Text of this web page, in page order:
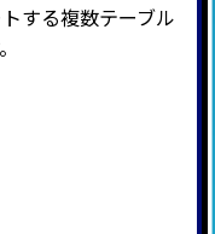
する複数テーブル